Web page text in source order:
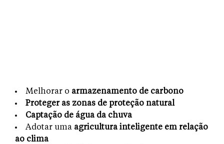
Melhorar o armazenamento de carbono
Proteger as zonas de proteção natural
Captação de água da chuva
Adotar uma agricultura inteligente em relação
ao clima